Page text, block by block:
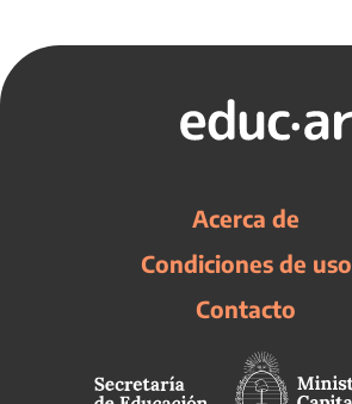
Acerca de
Condiciones de uso
Contacto